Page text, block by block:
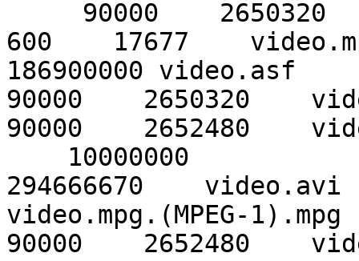
600    17677
186900000
90000    2650320
90000    2652480
10000000
294666670    video.avi
video.mpg.(MPEG-1).mpg
90000    2652480